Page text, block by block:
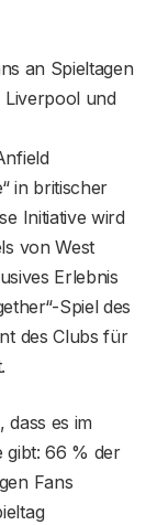
an Spieltagen
Liverpool und
in britischer
Initiative wird
von West
Erlebnis
Spiel des
des Clubs für
es im
gibt: 66 % der
Fans